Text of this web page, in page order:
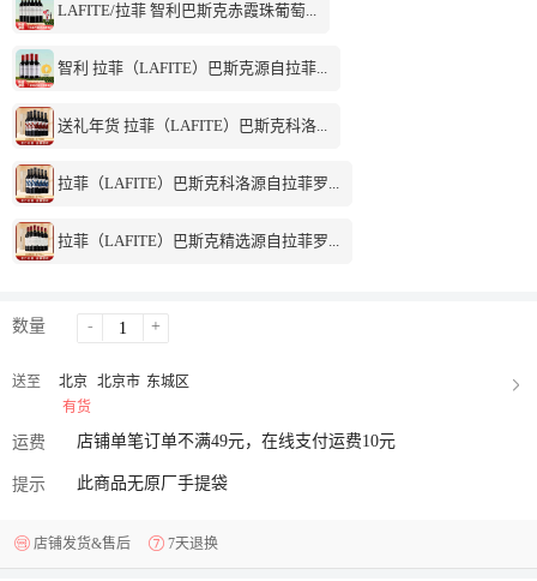
LAFITE/拉菲 智利巴斯克赤霞珠葡萄...
智利 拉菲（LAFITE）巴斯克源自拉菲...
送礼年货 拉菲（LAFITE）巴斯克科洛...
拉菲（LAFITE）巴斯克科洛源自拉菲罗...
拉菲（LAFITE）巴斯克精选源自拉菲罗...
数量 - +
送至 北京 北京市 东城区
有货
运费 店铺单笔订单不满49元，在线支付运费10元
提示 此商品无原厂手提袋
店铺发货&售后 7天退换